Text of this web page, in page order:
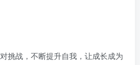
挑战，不断提升自我，让成长成为